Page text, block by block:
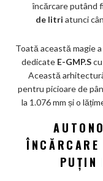
încărcare putând
de litri atunci
Toată această magie
dedicate E-GMP.S
Această
pentru picioare de
la 1.076 mm și o
PUȚIN